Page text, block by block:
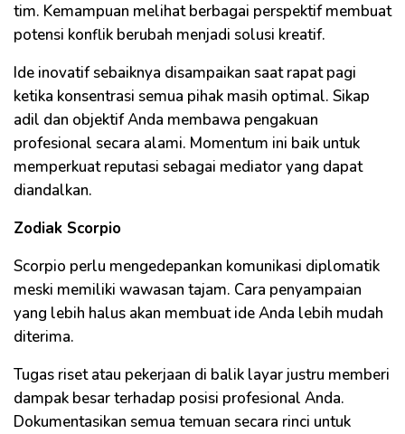
tim. Kemampuan melihat berbagai perspektif membuat
potensi konflik berubah menjadi solusi kreatif.
Ide inovatif sebaiknya disampaikan saat rapat pagi
ketika konsentrasi semua pihak masih optimal. Sikap
adil dan objektif Anda membawa pengakuan
profesional secara alami. Momentum ini baik untuk
memperkuat reputasi sebagai mediator yang dapat
diandalkan.
Zodiak Scorpio
Scorpio perlu mengedepankan komunikasi diplomatik
meski memiliki wawasan tajam. Cara penyampaian
yang lebih halus akan membuat ide Anda lebih mudah
diterima.
Tugas riset atau pekerjaan di balik layar justru memberi
dampak besar terhadap posisi profesional Anda.
Dokumentasikan semua temuan secara rinci untuk